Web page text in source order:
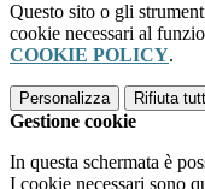
Questo sito o gli
cookie necessari al
COOKIE POLICY.
Personalizza Rifiuta
Gestione cookie
In questa schermata è
I cookie necessari sono